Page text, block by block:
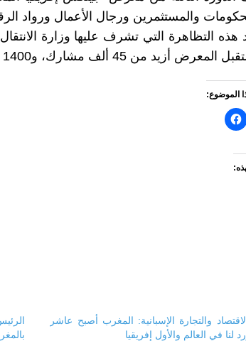
والمستثمرين ورجال الأعمال ورواد
هذه التظاهرة التي تشرف عليها وزارة
أزيد من 45 ألف مشارك، و1400 عارض من 130 دولة.
الموضوع:
انقر
للمشاركة
والتجارة الإسبانية: المغرب أصبح عاشر
لنا في العالم والأول إفريقيا